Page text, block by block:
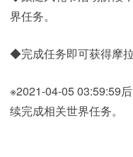
界任务。
◆完成任务即可获得摩
※2021-04-05 03:59:59
续完成相关世界任务。